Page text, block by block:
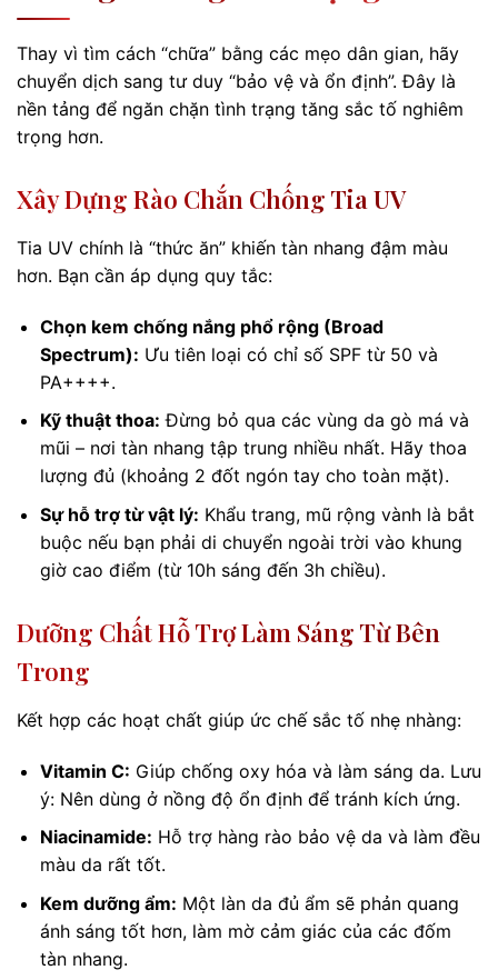
Thay vì tìm cách “chữa” bằng các mẹo dân gian, hãy
chuyển dịch sang tư duy “bảo vệ và ổn định”. Đây là
nền tảng để ngăn chặn tình trạng tăng sắc tố nghiêm
trọng hơn.
Xây Dựng Rào Chắn Chống Tia UV
Tia UV chính là “thức ăn” khiến tàn nhang đậm màu
hơn. Bạn cần áp dụng quy tắc:
Chọn kem chống nắng phổ rộng (Broad
Spectrum): Ưu tiên loại có chỉ số SPF từ 50 và
PA++++.
Kỹ thuật thoa: Đừng bỏ qua các vùng da gò má và
mũi – nơi tàn nhang tập trung nhiều nhất. Hãy thoa
lượng đủ (khoảng 2 đốt ngón tay cho toàn mặt).
Sự hỗ trợ từ vật lý: Khẩu trang, mũ rộng vành là bắt
buộc nếu bạn phải di chuyển ngoài trời vào khung
giờ cao điểm (từ 10h sáng đến 3h chiều).
Dưỡng Chất Hỗ Trợ Làm Sáng Từ Bên
Trong
Kết hợp các hoạt chất giúp ức chế sắc tố nhẹ nhàng:
Vitamin C: Giúp chống oxy hóa và làm sáng da. Lưu
ý: Nên dùng ở nồng độ ổn định để tránh kích ứng.
Niacinamide: Hỗ trợ hàng rào bảo vệ da và làm đều
màu da rất tốt.
Kem dưỡng ẩm: Một làn da đủ ẩm sẽ phản quang
ánh sáng tốt hơn, làm mờ cảm giác của các đốm
tàn nhang.